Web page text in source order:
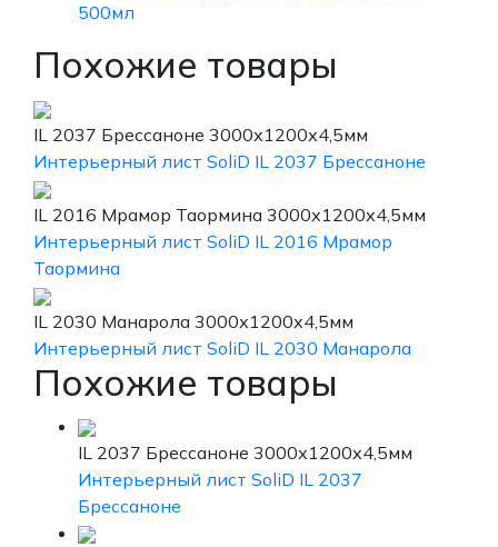
500мл
Похожие товары
IL 2037 Брессаноне 3000х1200х4,5мм
Интерьерный лист SoliD IL 2037 Брессаноне
IL 2016 Мрамор Таормина 3000х1200х4,5мм
Интерьерный лист SoliD IL 2016 Мрамор
Таормина
IL 2030 Манарола 3000х1200х4,5мм
Интерьерный лист SoliD IL 2030 Манарола
Похожие товары
IL 2037 Брессаноне 3000х1200х4,5мм
Интерьерный лист SoliD IL 2037
Брессаноне